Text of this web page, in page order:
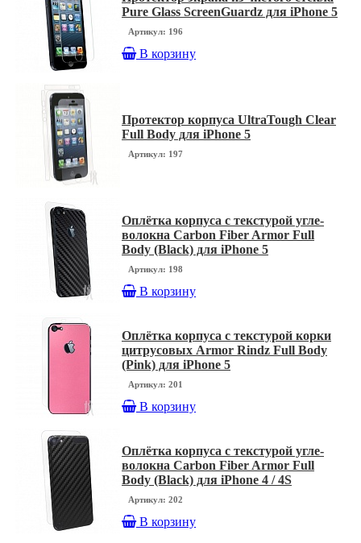
Pure Glass ScreenGuardz для iPhone 5
Артикул: 196
В корзину
Протектор корпуса UltraTough Clear
Full Body для iPhone 5
Артикул: 197
Оплётка корпуса с текстурой угле-
волокна Carbon Fiber Armor Full
Body (Black) для iPhone 5
Артикул: 198
В корзину
Оплётка корпуса с текстурой корки
цитрусовых Armor Rindz Full Body
(Pink) для iPhone 5
Артикул: 201
В корзину
Оплётка корпуса с текстурой угле-
волокна Carbon Fiber Armor Full
Body (Black) для iPhone 4 / 4S
Артикул: 202
В корзину